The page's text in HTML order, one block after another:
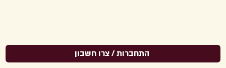
התחברות / צרו חשבון